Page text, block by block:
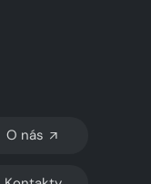
SVĚTLÝ/TMAVÝ REŽIM
O nás